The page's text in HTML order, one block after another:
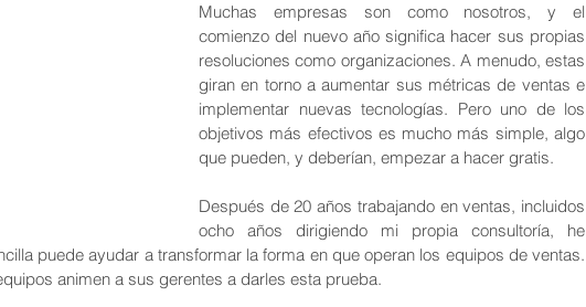
2025: Compensaciones
Septiembre 2025: Trabajo en Equipo
Junio 2025: La Cadena de Logística
Muchas empresas son como nosotros, y el
comienzo del nuevo año significa hacer sus propias
resoluciones como organizaciones. A menudo, estas
giran en torno a aumentar sus métricas de ventas e
implementar nuevas tecnologías. Pero uno de los
objetivos más efectivos es mucho más simple, algo
que pueden, y deberían, empezar a hacer gratis.
Después de 20 años trabajando en ventas, incluidos
ocho años dirigiendo mi propia consultoría, he
puede ayudar a transformar la forma en que operan los equipos de ventas.
animen a sus gerentes a darles esta prueba.